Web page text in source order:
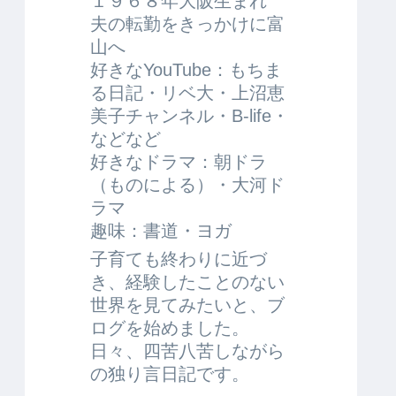
夫の転勤をきっかけに富
山へ
好きなYouTube：もちま
る日記・リベ大・上沼恵
美子チャンネル・B-life・
などなど
好きなドラマ：朝ドラ
（ものによる）・大河ド
ラマ
趣味：書道・ヨガ
子育ても終わりに近づ
き、経験したことのない
世界を見てみたいと、ブ
ログを始めました。
日々、四苦八苦しながら
の独り言日記です。